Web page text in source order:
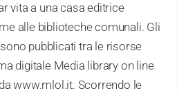
vita a una casa editrice
alle biblioteche comunali. Gli
pubblicati tra le risorse
digitale Media library on line
www.mlol.it. Scorrendo le